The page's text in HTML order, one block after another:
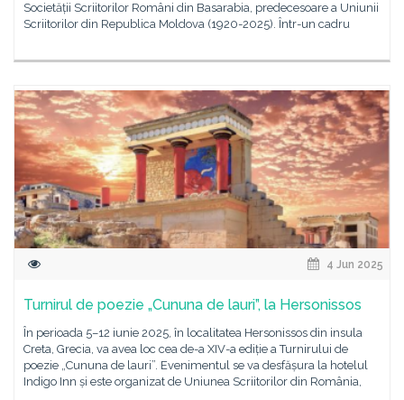
Societății Scriitorilor Români din Basarabia, predecesoare a Uniunii
Scriitorilor din Republica Moldova (1920-2025). Într-un cadru
4 Jun 2025
Turnirul de poezie „Cununa de lauri”, la Hersonissos
În perioada 5–12 iunie 2025, în localitatea Hersonissos din insula
Creta, Grecia, va avea loc cea de-a XIV-a ediție a Turnirului de
poezie „Cununa de lauri”. Evenimentul se va desfășura la hotelul
Indigo Inn și este organizat de Uniunea Scriitorilor din România,